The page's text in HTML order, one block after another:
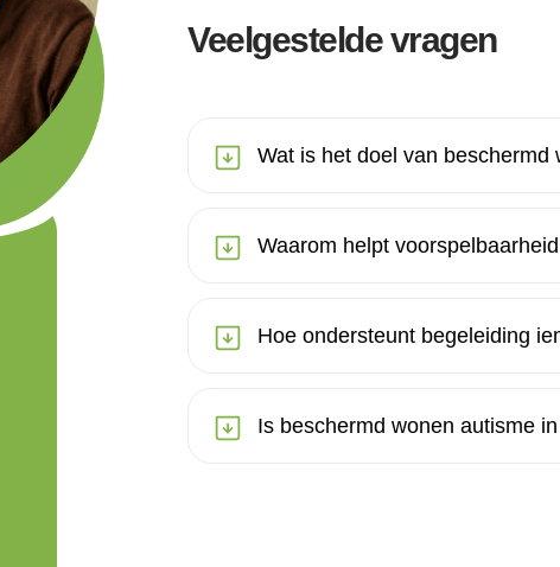
Veelgestelde vragen
Wat is het doel van beschermd
Waarom helpt
Hoe ondersteunt begeleiding
Is beschermd wonen autisme